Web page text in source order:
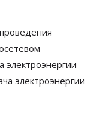
электроэнергии
электроэнергии